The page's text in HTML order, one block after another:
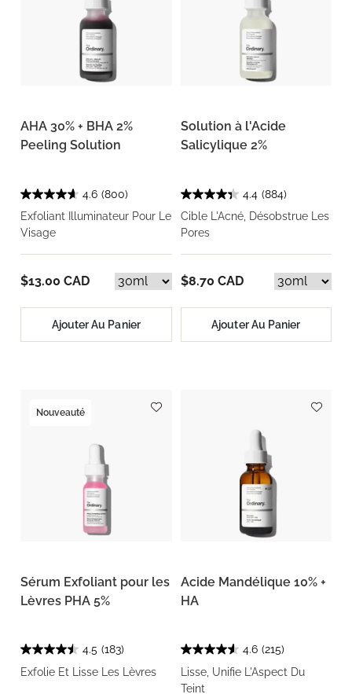
AHA 30% + BHA 2%
Peeling Solution
4.6 (800)
Exfoliant Illuminateur Pour Le
Visage
$13.00 CAD
Ajouter Au Panier
Solution à l'Acide
Salicylique 2%
4.4 (884)
Cible L'Acné, Désobstrue Les
Pores
$8.70 CAD
Ajouter Au Panier
Nouveauté
Sérum Exfoliant pour les
Lèvres PHA 5%
4.5 (183)
Exfolie Et Lisse Les Lèvres
Acide Mandélique 10% +
HA
4.6 (215)
Lisse, Unifie L'Aspect Du
Teint